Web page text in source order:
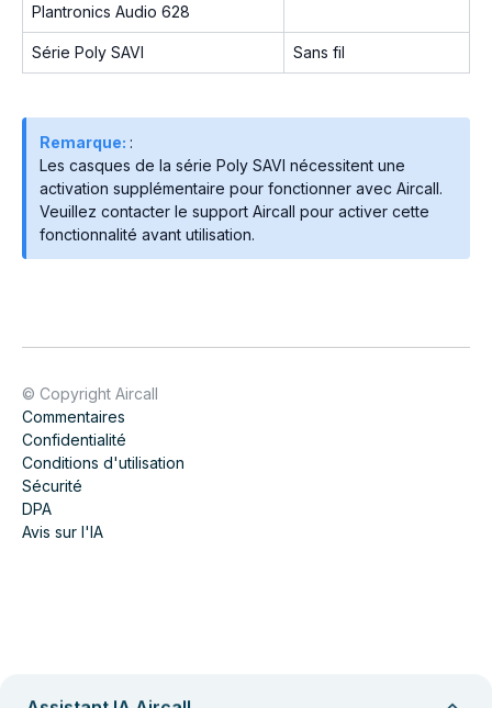
Plantronics Audio 628
Série Poly SAVI Sans fil
Remarque: :
Les casques de la série Poly SAVI nécessitent une
activation supplémentaire pour fonctionner avec Aircall.
Veuillez contacter le support Aircall pour activer cette
fonctionnalité avant utilisation.
© Copyright Aircall
Commentaires
Confidentialité
Conditions d'utilisation
Sécurité
DPA
Avis sur l'IA